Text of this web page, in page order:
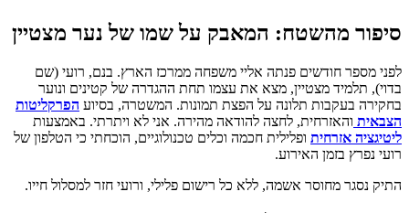
סיפור מהשטח: המאבק על שמו של נער מצטיין
לפני מספר חודשים פנתה אליי משפחה ממרכז הארץ. בנם, רועי (שם
בדוי), תלמיד מצטיין, מצא את עצמו תחת ההגדרה של קטינים ונוער
בחקירה בעקבות תלונה על הפצת תמונות. המשטרה, בסיוע הפרקליטות
הצבאית והאזרחית, לחצה להודאה מהירה. אני לא ויתרתי. באמצעות
ליטיגציה אזרחית ופלילית חכמה וכלים טכנולוגיים, הוכחתי כי הטלפון של
רועי נפרץ בזמן האירוע.
התיק נסגר מחוסר אשמה, ללא כל רישום פלילי, ורועי חזר למסלול חייו.